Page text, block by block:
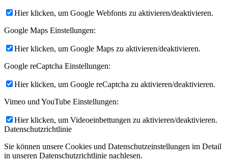
Hier klicken, um Google Webfonts zu aktivieren/deaktivieren.
Google Maps Einstellungen:
Hier klicken, um Google Maps zu aktivieren/deaktivieren.
Google reCaptcha Einstellungen:
Hier klicken, um Google reCaptcha zu aktivieren/deaktivieren.
Vimeo und YouTube Einstellungen:
Hier klicken, um Videoeinbettungen zu aktivieren/deaktivieren.
Datenschutzrichtlinie
Sie können unsere Cookies und Datenschutzeinstellungen im Detail
in unseren Datenschutzrichtlinie nachlesen.